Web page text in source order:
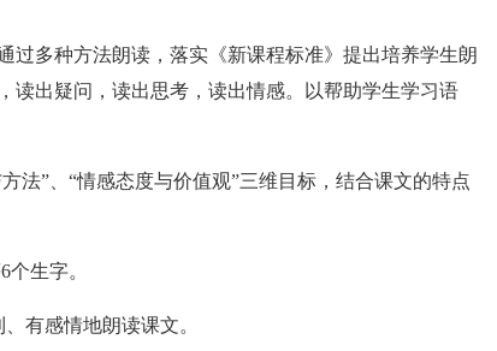
过多种方法朗读，落实《新课程标准》提出培养学生朗
读出疑问，读出思考，读出情感。以帮助学生学习语
法”、“情感态度与价值观”三维目标，结合课文的特点
个生字。
有感情地朗读课文。